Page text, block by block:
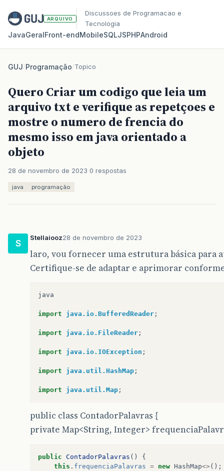
ARQUIVO
Discussoes de Programacao e
Tecnologia
JavaGeralFront‑endMobileSQLJSPHPAndroid
GUJ/Programação/Topico
Quero Criar um codigo que leia um
arquivo txt e verifique as repetçoes e
mostre o numero de frencia do
mesmo isso em java orientado a
objeto
28 de novembro de 2023 0 respostas
java programação
S
Stellaiooz28 de novembro de 2023
laro, vou fornecer uma estrutura básica para
Certifique-se de adaptar e aprimorar
java
import java.io.BufferedReader ;
import java.io.FileReader ;
import java.io.IOException ;
import java.util.HashMap ;
import java.util.Map ;
public class ContadorPalavras {
private Map<String, Integer>
public ContadorPalavras ()
{
this . frequenciaPalavras = new HashMap<> ();